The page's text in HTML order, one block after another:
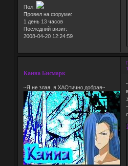
Пол:
Провел на форуме:
1 день 13 часов
Последний визит:
2008-04-20 12:24:59
Канна Бисмарк
~Я не злая, я ХАОтично добрая~